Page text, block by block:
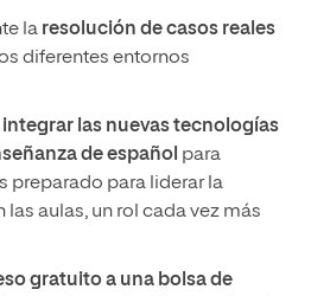
la resolución de casos reales
diferentes entornos
integrar las nuevas tecnologías
de español para
preparado para liderar la
aulas, un rol cada vez más
gratuito a una bolsa de